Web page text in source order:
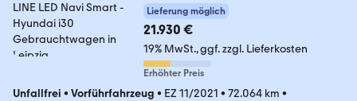
Lieferung möglich
21.930 €
19% MwSt. ggf. zzgl. Lieferkosten
Erhöhter Preis
Unfallfrei • Vorführfahrzeug • EZ 11/2021 • 72.064 km •